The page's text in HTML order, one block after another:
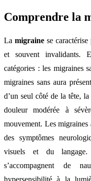
Comprendre la
Lamigrainese
et souvent invalidants.
catégories : les migraines
migraines sans aura
d’un seul côté de la tête,
douleur modérée à
mouvement. Les migraines
des symptômes
visuels et du
s’accompagnent de
hypersensibilité à la